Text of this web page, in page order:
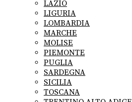
LAZIO
LIGURIA
LOMBARDIA
MARCHE
MOLISE
PIEMONTE
PUGLIA
SARDEGNA
SICILIA
TOSCANA